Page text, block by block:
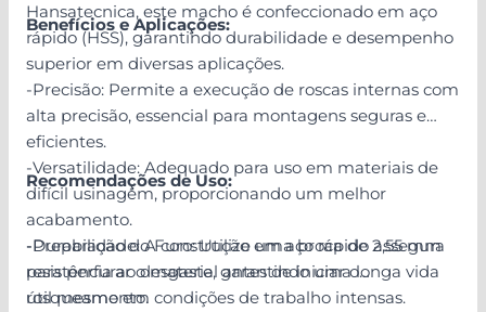
Hansatecnica, este macho é confeccionado em aço
rápido (HSS), garantindo durabilidade e desempenho
superior em diversas aplicações.
Benefícios e Aplicações:
-Precisão: Permite a execução de roscas internas com
alta precisão, essencial para montagens seguras e
eficientes.
-Versatilidade: Adequado para uso em materiais de
difícil usinagem, proporcionando um melhor
acabamento.
-Durabilidade: A construção em aço rápido assegura
resistência ao desgaste, garantindo uma longa vida
útil mesmo em condições de trabalho intensas.
Recomendações de Uso:
-Preparação do Furo: Utilize uma broca de 2,55 mm
para perfurar o material antes de iniciar o
rosqueamento.